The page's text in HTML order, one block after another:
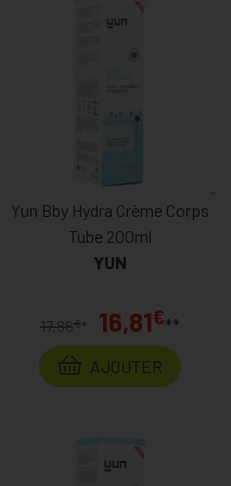
parapharmacie
disposition des marques
dans les pharmacies
de nouvelles promotions et,
à cœur de vous proposer
Notez que nous
qui ne sont pas
Yun Bby Hydra Crème Corps
Tube 200ml
YUN
17,86€ * 16,81€**
AJOUTER